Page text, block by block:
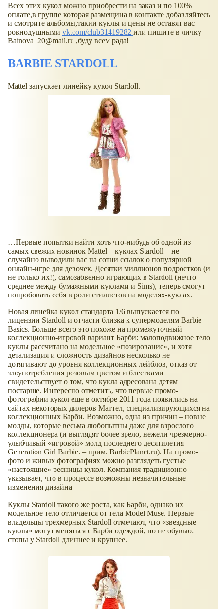
Всех этих кукол можно приобрести на заказ и по 100%
оплате,в группе которая размещина в контакте добавляйтесь
и смотрите альбомы,такии куклы и цены не оставят вас
ровнодушными vk.com/club31419282 или пишите в личку
Bainova_20@mail.ru ,буду всем рада!
BARBIE STARDOLL
Mattel запускает линейку кукол Stardoll.
…Первые попытки найти хоть что-нибудь об одной из
самых свежих новинок Mattel – куклах Stardoll – не
случайно выводили вас на сотни ссылок о популярной
онлайн-игре для девочек. Десятки миллионов подростков (и
не только их!), самозабвенно играющих в Stardoll (нечто
среднее между бумажными куклами и Sims), теперь смогут
попробовать себя в роли стилистов на моделях-куклах.
Новая линейка кукол стандарта 1/6 выпускается по
лицензии Stardoll и отчасти близка к супермоделям Barbie
Basics. Больше всего это похоже на промежуточный
коллекционно-игровой вариант Барби: малоподвижное тело
куклы рассчитано на модельное «позирование», и хотя
детализация и сложность дизайнов несколько не
дотягивают до уровня коллекционных лейблов, отказ от
злоупотребления розовым цветом и блестками
свидетельствует о том, что кукла адресована детям
постарше. Интересно отметить, что первые промо-
фотографии кукол еще в октябре 2011 года появились на
сайтах некоторых дилеров Маттел, специализирующихся на
коллекционных Барби. Возможно, одна из причин – новые
молды, которые весьма любопытны даже для взрослого
коллекционера (и выглядят более зрело, нежели чрезмерно-
улыбчивый «игровой» молд последнего десятилетия
Generation Girl Barbie. – прим. BarbiePlanet.ru). На промо-
фото и живых фотографиях можно разглядеть густые
«настоящие» ресницы кукол. Компания традиционно
указывает, что в процессе возможны незначительные
изменения дизайна.
Куклы Stardoll такого же роста, как Барби, однако их
модельное тело отличается от тела Model Muse. Первые
владельцы трехмерных Stardoll отмечают, что «звездные
куклы» могут меняться с Барби одеждой, но не обувью:
стопы у Stardoll длиннее и крупнее.